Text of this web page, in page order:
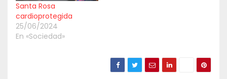
Santa Rosa
cardioprotegida
25/06/2024
En «Sociedad»